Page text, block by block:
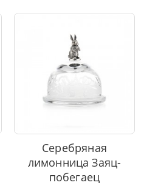
Серебряная
лимонница Заяц-
побегаец